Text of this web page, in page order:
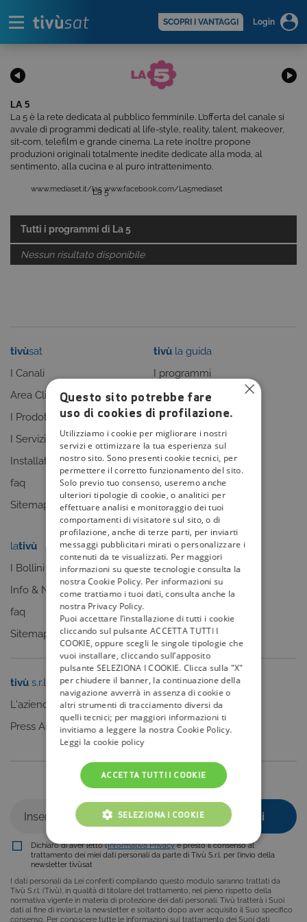
SCOPRI I VANTAGGI Login
LA 5
La 5 è la rete dedicata al pubblico femminile. L’offerta del canale si
avvale di programmi dedicati al life-style, reality, talent, makeover,
sit-com, telefilm e grande cinema. La rete inoltre propone
produzioni originali totalmente inedite dedicate alla moda, al
sentimento, alla cucina e al puro intrattenimento.
La 5
www.mediaset.it/la5 www.facebook.com/La5mediaset
Tutti i programmi di La 5
Nessun risultato disponibile
tivùsat
I Canali
Area Clienti
I Prodotti
I Servizi
Installatori
faq
Sitemap
tivù la guida
I programmi
I canali
La Guida +
faq
Sitemap
lativù
I Bollini
Info & News
faq
Sitemap
mytivù
tivù s.r.l.
L'azienda
Press Area
Sei un editore?
Clicca qui
Iscriviti alla nostra newsletter
Dichiaro di aver letto l’Informativa Privacye presto il consenso al
trattamento dei miei dati personali da parte di Tivù S.r.l. per l’invio della
newsletter tivùsat
I dati personali da Lei conferiti compilando questo modulo saranno trattati da
Tivù S.r.l. (Tivù), in qualità di titolare del trattamento, nel pieno rispetto della
normativa vigente in materia di protezione dei dati personali. Tivù tratterà i Suoi
dati al fine di inviarLe la newsletter e soltanto dopo aver acquisito il Suo specifico
consenso. Per conoscere tutte le informazioni sul trattamento dei Suoi dati
Questo sito potrebbe fare
uso di cookies di profilazione.
Utilizziamo i cookie per migliorare i nostri
servizi e ottimizzare la tua esperienza sul
nostro sito. Sono presenti cookie tecnici, per
permettere il corretto funzionamento del sito.
Solo previo tuo consenso, useremo anche
ulteriori tipologie di cookie, o analitici per
effettuare analisi e monitoraggio dei tuoi
comportamenti di visitatore sul sito, o di
profilazione, anche di terze parti, per inviarti
messaggi pubblicitari mirati o personalizzare i
contenuti da te visualizzati. Per maggiori
informazioni su queste tecnologie consulta la
nostra Cookie Policy. Per informazioni su
come trattiamo i tuoi dati, consulta anche la
nostra Privacy Policy.
Puoi accettare l’installazione di tutti i cookie
cliccando sul pulsante ACCETTA TUTTI I
COOKIE, oppure scegli le singole tipologie che
vuoi installare, cliccando sull’apposito
pulsante SELEZIONA I COOKIE. Clicca sulla "X"
per chiudere il banner, la continuazione della
navigazione avverrà in assenza di cookie o
altri strumenti di tracciamento diversi da
quelli tecnici; per maggiori informazioni ti
invitiamo a leggere la nostra Cookie Policy.
Leggi la cookie policy
ACCETTA TUTTI I COOKIE
SELEZIONA I COOKIE
COOKIE TECNICI
COOKIE DI PROFILAZIONE